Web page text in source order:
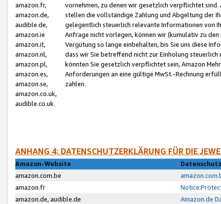
amazon.fr,
amazon.de,
audible.de,
amazon.ie
amazon.it,
amazon.nl,
amazon.pl,
amazon.es,
amazon.se,
amazon.co.uk,
audible.co.uk
vornehmen, zu denen wir gesetzlich verpflichtet
stellen die vollständige Zahlung und Abgeltung der
gelegentlich steuerlich relevante Informationen von
Anfrage nicht vorlegen, können wir (kumulativ zu
Vergütung so lange einbehalten, bis Sie uns diese
dass wir Sie betreffend nicht zur Einholung
könnten Sie gesetzlich verpflichtet sein, Amazon
Anforderungen an eine gültige MwSt.-Rechnung
zahlen.
ANHANG 4: DATENSCHUTZERKLÄRUNG FÜR DIE
Amazon-Website
amazon.com.be
amazon.fr
amazon.de, audible.de
Amazon.de